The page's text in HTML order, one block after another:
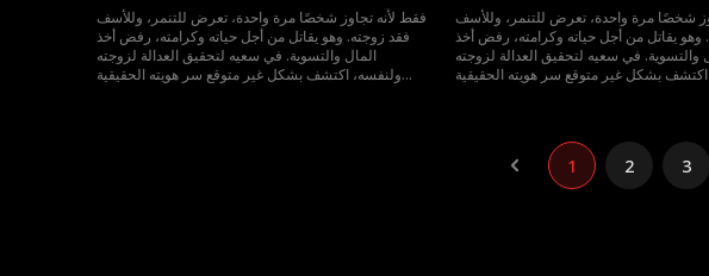
فقط لأنه تجاوز شخصًا مرة واحدة، تعرض للتنمر، وللأسف
فقد زوجته. وهو يقاتل من أجل حياته وكرامته، رفض أخذ
المال والتسوية. في سعيه لتحقيق العدالة لزوجته
ولنفسه، اكتشف بشكل غير متوقع سر هويته الحقيقية
شخصًا مرة واحدة، تعرض للتنمر، وللأسف
وهو يقاتل من أجل حياته وكرامته، رفض أخذ
والتسوية. في سعيه لتحقيق العدالة لزوجته
بشكل غير متوقع سر هويته الحقيقية
1 2 3